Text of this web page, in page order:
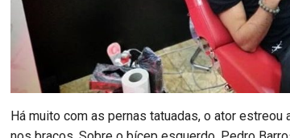
Há muito com as pernas tatuadas, o ator